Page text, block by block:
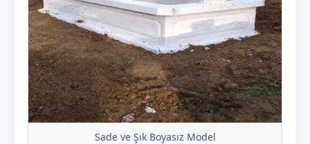
Sade ve Şık Boyasız Model